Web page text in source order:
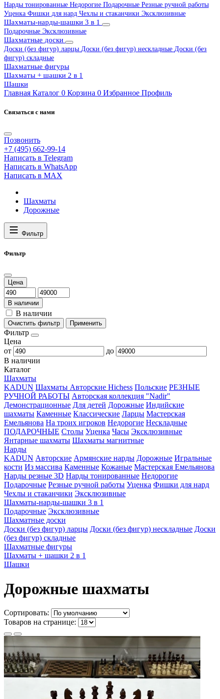
Нарды тонированные Недорогие Подарочные Резные ручной работы
Уценка Фишки для нард Чехлы и стаканчики Эксклюзивные
Шахматы-нарды-шашки 3 в 1
Подарочные Эксклюзивные
Шахматные доски
Доски (без фигур) ларцы Доски (без фигур) нескладные Доски (без
фигур) складные
Шахматные фигуры
Шахматы + шашки 2 в 1
Шашки
Главная Каталог 0 Корзина 0 Избранное Профиль
Связаться с нами
Позвонить
+7 (495) 662-99-14
Написать в Telegram
Написать в WhatsApp
Написать в MAX
Шахматы
Дорожные
Фильтр
Фильтр
Цена
В наличии
В наличии
Очистить фильтр Применить
Фильтр
Цена
от
до
В наличии
Каталог
Шахматы
KADUN Шахматы Авторские Hichess Польские РЕЗНЫЕ
РУЧНОЙ РАБОТЫ Авторская коллекция "Nadir"
Демонстрационные Для детей Дорожные Индийские
шахматы Каменные Классические Ларцы Мастерская
Емельянова На троих игроков Недорогие Нескладные
ПОДАРОЧНЫЕ Столы Уценка Часы Эксклюзивные
Янтарные шахматы Шахматы магнитные
Нарды
KADUN Авторские Армянские нарды Дорожные Игральные
кости Из массива Каменные Кожаные Мастерская Емельянова
Нарды резные 3D Нарды тонированные Недорогие
Подарочные Резные ручной работы Уценка Фишки для нард
Чехлы и стаканчики Эксклюзивные
Шахматы-нарды-шашки 3 в 1
Подарочные Эксклюзивные
Шахматные доски
Доски (без фигур) ларцы Доски (без фигур) нескладные Доски
(без фигур) складные
Шахматные фигуры
Шахматы + шашки 2 в 1
Шашки
Дорожные шахматы
Сортировать:
Товаров на странице: